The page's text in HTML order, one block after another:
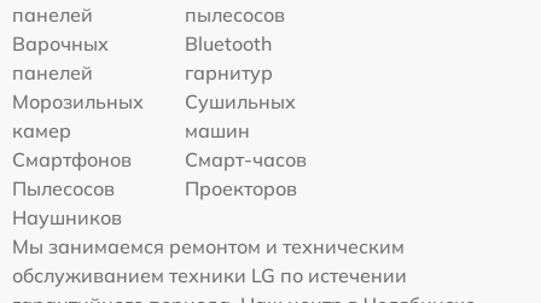
панелей
пылесосов
Варочных
панелей
Bluetooth
гарнитур
Морозильных
камер
Сушильных
машин
Смартфонов
Смарт-часов
Пылесосов
Проекторов
Наушников
Мы занимаемся ремонтом и техническим
обслуживанием техники LG по истечении